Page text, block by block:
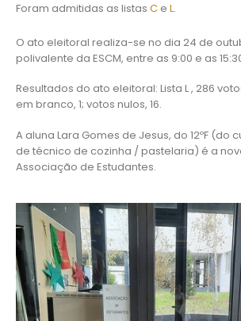
Foram admitidas as listas C e L.
O ato eleitoral realiza-se no dia 24 de
polivalente da ESCM, entre as 9:00 e as
Resultados do ato eleitoral: Lista L , 286
em branco, 1; votos nulos, 16.
A aluna Lara Gomes de Jesus, do 12ºF (do
de técnico de cozinha / pastelaria) é a
Associação de Estudantes.